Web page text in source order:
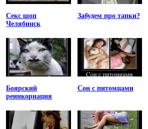
Секс шоп
Челябинск
Забудем про тапки?
Боярский
реинкорнация
Сон с питомцами